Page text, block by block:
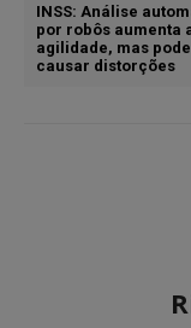
INSS: Análise
por robôs aumenta
agilidade, mas pode
causar distorções